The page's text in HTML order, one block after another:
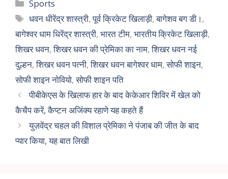
Sports
धवन धीरेंद्र शास्त्री,पूर्व क्रिकेट खिलाड़ी,बागेशव बग डी।,
बागेश्वर धाम धिरेंद्र शास्त्री, भारत टीम, भारतीय क्रिकेट खिलाड़ी,
शिखर धवन,शिखर धवन की प्रेमिका का नाम,शिखर धवन नई
दुल्हन,शिखर धवन पत्नी,शिखर धवन बागेश्वर धाम,सोफी शाइन,
सोफी शाइन नोवियो,सोफी शाइन पति
पीबीकेएस के खिलाफ हार के बाद केकेआर शिविर में खेल को
कैचैप करें, कैप्टन अजिंक्य रहाणे यह कहते हैं
युज़वेंद्र चहल की विशाल प्रेमिका ने पंजाब की जीत के बाद
प्यार किया, यह बात लिखी